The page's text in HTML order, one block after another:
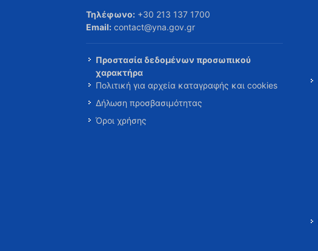
Τηλέφωνο: +30 213 137 1700
Email: contact@yna.gov.gr
Προστασία δεδομένων προσωπικού
χαρακτήρα
Πολιτική για αρχεία καταγραφής και cookies
Δήλωση προσβασιμότητας
Όροι χρήσης